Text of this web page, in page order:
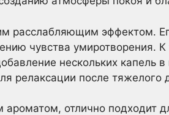
расслабляющим эффектом.
чувства умиротворения.
нескольких капель в
релаксации после тяжелого
отлично подходит